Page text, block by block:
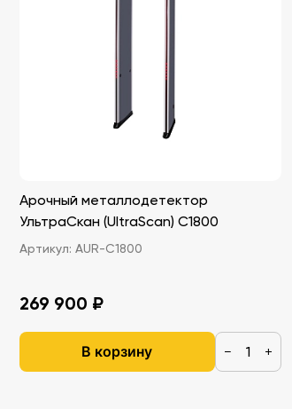
Арочный металлодетектор
УльтраСкан (UltraScan) C1800
Артикул: AUR-C1800
269 900 ₽
В корзину − +